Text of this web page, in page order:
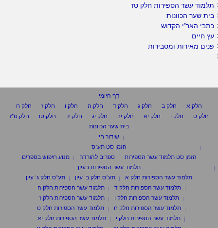
תלמוד עשר הספירות חלק טז
בית שער הכוונות
כתבי האר"י הקדוש
עץ חיים
פנים מאירות ומסבירות
דף היומי
חלק א
חלק ב חלק ג חלק ד חלק ה חלק ו חלק ז
חלק ח
חלק ט
חלק י חלק יא חלק יב חלק יג חלק יד חלק טו
חלק ט"ז
בית שער הכוונות
שידור חי
הזמן סט תע"ס
הזמן סט תלמוד עשר הספירות
ספרים להורדה
מנוע חיפוש בספרים
תלמוד עשר הספירות בעיון
תלמוד עשר הספירות חלק א
תע"ס חלק ב' עיון
תע"ס חלק ג' עיון
תלמוד עשר הספירות חלק ד
תלמוד עשר הספירות חלק ה
תלמוד עשר הספירות חלק ו
תלמוד עשר הספירות חלק ז
תלמוד עשר הספירות חלק ח
תלמוד עשר הספירות חלק ט
תלמוד עשר הספירות חלק י
תלמוד עשר הספירות חלק יא